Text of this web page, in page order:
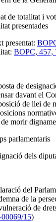
de totalitat i
presentades
presentat:
BOPC, 457,
de
davant el
de llei de
morir
parlamentaris
dels
del
de la
de
15)